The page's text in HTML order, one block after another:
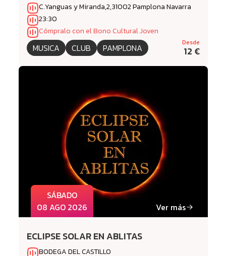
C.Yanguas y Miranda,2,31002 Pamplona Navarra
23:30
Cómpralo con el Bono Cultural Joven
MUSICA CLUB PAMPLONA Desde
12 €
SÁBADO
08 AGO 2026
Ver más
ECLIPSE SOLAR EN ABLITAS
BODEGA DEL CASTILLO